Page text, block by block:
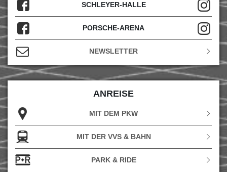
SCHLEYER-HALLE
PORSCHE-ARENA
NEWSLETTER
ANREISE
MIT DEM PKW
MIT DER VVS & BAHN
PARK & RIDE